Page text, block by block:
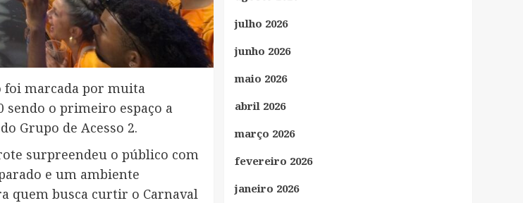
foi marcada por muita
sendo o primeiro espaço a
Grupo de Acesso 2.
surpreendeu o público com
e um ambiente
quem busca curtir o Carnaval
julho 2026
junho 2026
maio 2026
abril 2026
março 2026
fevereiro 2026
janeiro 2026